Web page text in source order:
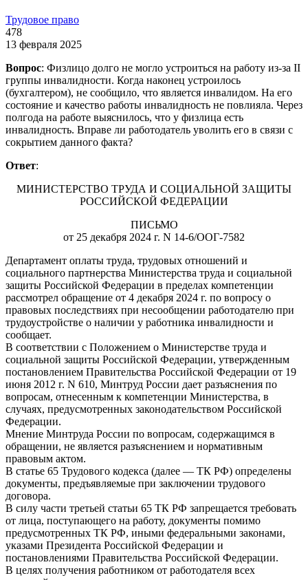
Трудовое право
478
13 февраля 2025
Вопрос: Физлицо долго не могло устроиться на работу из-за II
группы инвалидности. Когда наконец устроилось
(бухгалтером), не сообщило, что является инвалидом. На его
состояние и качество работы инвалидность не повлияла. Через
полгода на работе выяснилось, что у физлица есть
инвалидность. Вправе ли работодатель уволить его в связи с
сокрытием данного факта?
Ответ:
МИНИСТЕРСТВО ТРУДА И СОЦИАЛЬНОЙ ЗАЩИТЫ
РОССИЙСКОЙ ФЕДЕРАЦИИ
ПИСЬМО
от 25 декабря 2024 г. N 14-6/ООГ-7582
Департамент оплаты труда, трудовых отношений и
социального партнерства Министерства труда и социальной
защиты Российской Федерации в пределах компетенции
рассмотрел обращение от 4 декабря 2024 г. по вопросу о
правовых последствиях при несообщении работодателю при
трудоустройстве о наличии у работника инвалидности и
сообщает.
В соответствии с Положением о Министерстве труда и
социальной защиты Российской Федерации, утвержденным
постановлением Правительства Российской Федерации от 19
июня 2012 г. N 610, Минтруд России дает разъяснения по
вопросам, отнесенным к компетенции Министерства, в
случаях, предусмотренных законодательством Российской
Федерации.
Мнение Минтруда России по вопросам, содержащимся в
обращении, не является разъяснением и нормативным
правовым актом.
В статье 65 Трудового кодекса (далее — ТК РФ) определены
документы, предъявляемые при заключении трудового
договора.
В силу части третьей статьи 65 ТК РФ запрещается требовать
от лица, поступающего на работу, документы помимо
предусмотренных ТК РФ, иными федеральными законами,
указами Президента Российской Федерации и
постановлениями Правительства Российской Федерации.
В целях получения работником от работодателя всех